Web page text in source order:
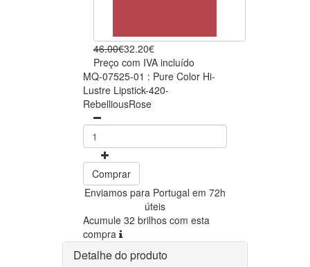
46.00€32.20€
Preço com IVA incluído
MQ-07525-01 : Pure Color Hi-
Lustre Lipstick-420-
RebelliousRose
Comprar
Enviamos para Portugal em 72h
úteis
Acumule 32 brilhos com esta
compra
Detalhe do produto